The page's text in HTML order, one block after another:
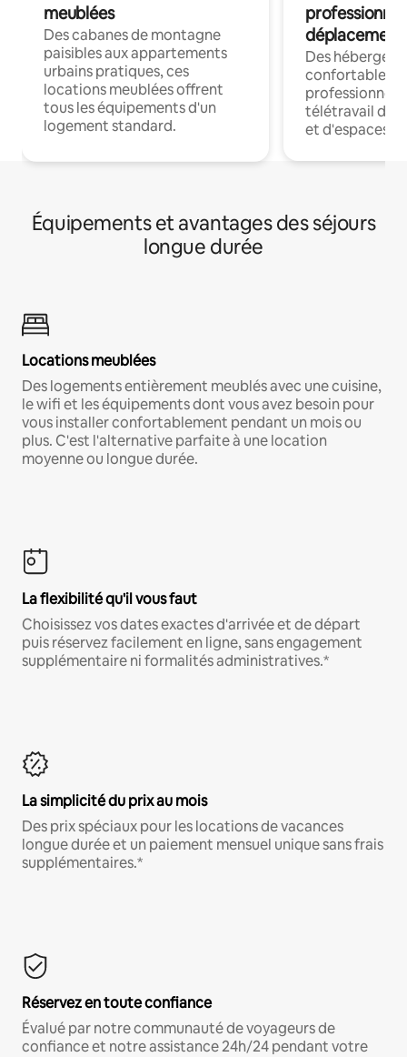
meublées
Des cabanes de montagne
paisibles aux appartements
urbains pratiques, ces
locations meublées offrent
tous les équipements d'un
logement standard.
déplacement
Des
confortables
professionnels
télétravail
et d'espaces
Équipements et avantages des séjours
longue durée
Locations meublées
Des logements entièrement meublés avec une cuisine,
le wifi et les équipements dont vous avez besoin pour
vous installer confortablement pendant un mois ou
plus. C'est l'alternative parfaite à une location
moyenne ou longue durée.
La flexibilité qu'il vous faut
Choisissez vos dates exactes d'arrivée et de départ
puis réservez facilement en ligne, sans engagement
supplémentaire ni formalités administratives.*
La simplicité du prix au mois
Des prix spéciaux pour les locations de vacances
longue durée et un paiement mensuel unique sans frais
supplémentaires.*
Réservez en toute confiance
Évalué par notre communauté de voyageurs de
confiance et notre assistance 24h/24 pendant votre